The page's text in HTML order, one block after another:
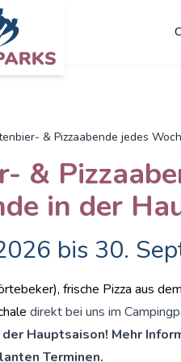
& Pizzaabende jedes
&
in der
bis 30.
frische Pizza aus
direkt bei uns im
Hauptsaison! Mehr
Terminen.